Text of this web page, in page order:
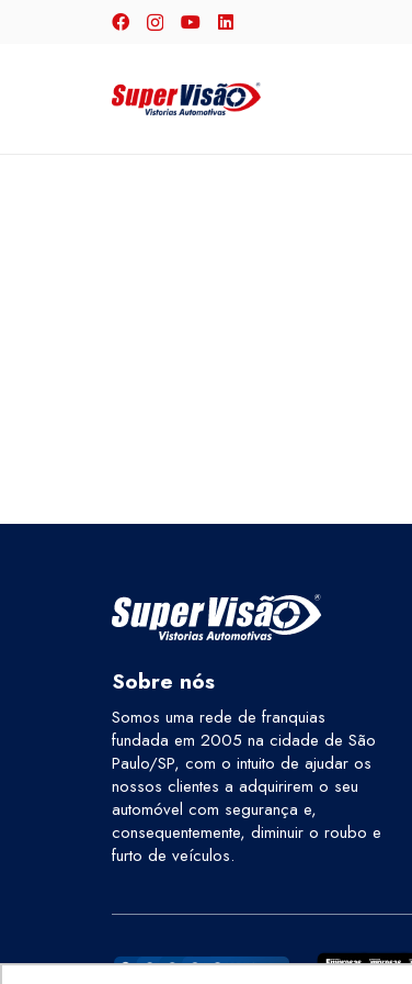
Sobre nós
Somos uma rede de franquias
fundada em 2005 na cidade de São
Paulo/SP, com o intuito de ajudar os
nossos clientes a adquirirem o seu
automóvel com segurança e,
consequentemente, diminuir o roubo e
furto de veículos.